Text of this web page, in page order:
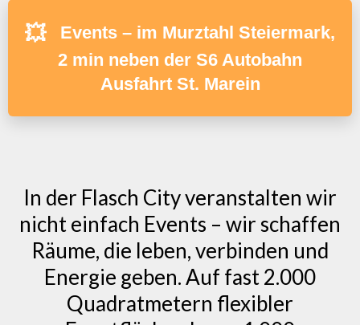
💥
Events – im Murztahl Steiermark,
2 min neben der S6 Autobahn
Ausfahrt St. Marein
In der Flasch City veranstalten wir
nicht einfach Events – wir schaffen
Räume, die leben, verbinden und
Energie geben. Auf fast 2.000
Quadratmetern flexibler